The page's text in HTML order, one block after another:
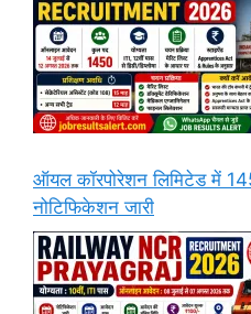
ऑयल कॉरपोरेशन लिमिटेड में
नोटिफिकेशन जारी